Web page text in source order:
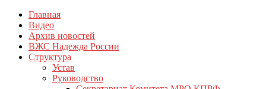
Перейти
содержимому
КПРФ Мордовия
Мордовское Региональное отделение КПРФ
Главная
Видео
Архив новостей
ВЖС Надежда России
Структура
Устав
Руководство